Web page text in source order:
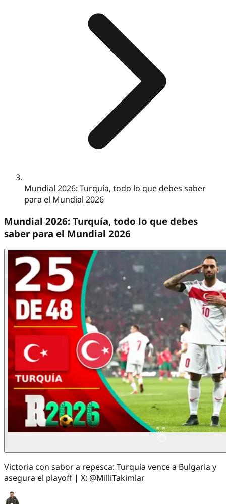
Mundial 2026: Turquía, todo lo que debes saber
para el Mundial 2026
Mundial 2026: Turquía, todo lo que debes
saber para el Mundial 2026
Victoria con sabor a repesca: Turquía vence a Bulgaria y
asegura el playoff | X: @MilliTakimlar